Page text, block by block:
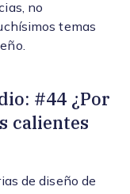
no
temas
#44 ¿Por
calientes
de diseño de